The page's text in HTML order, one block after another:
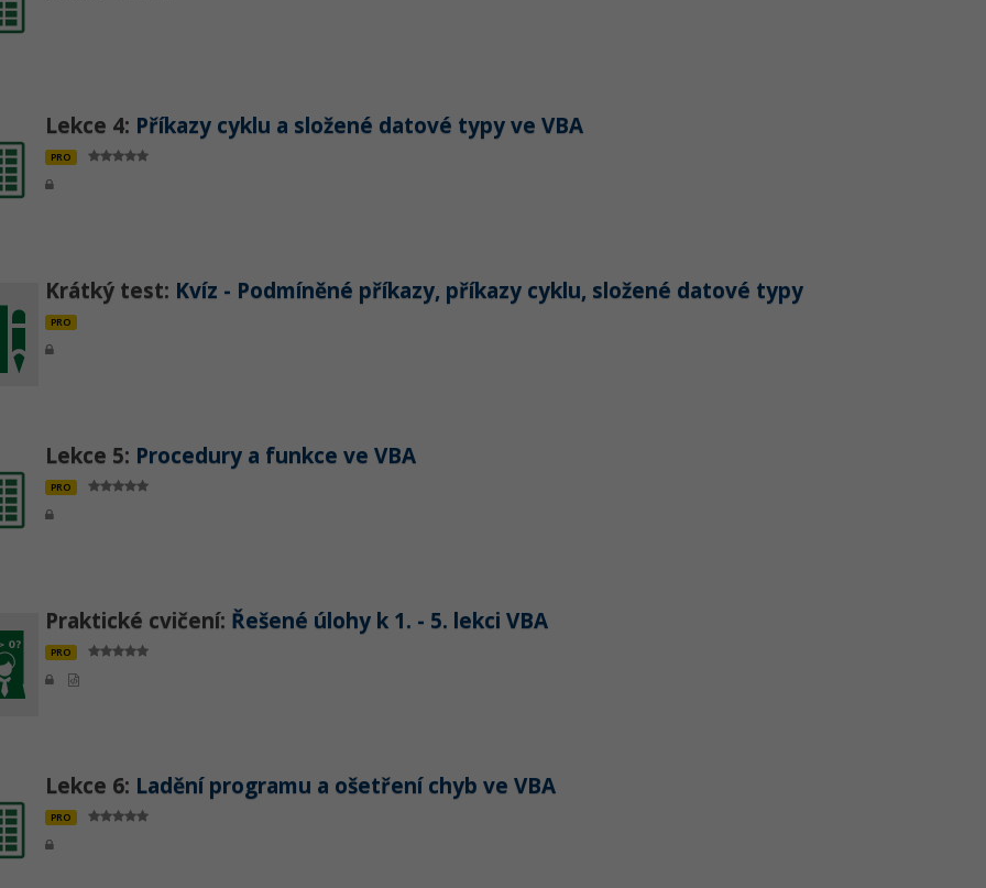
Lekce 4: Příkazy cyklu a složené datové typy ve VBA
PRO
Krátký test: Kvíz - Podmíněné příkazy, příkazy cyklu, složené datové typy
PRO
Lekce 5: Procedury a funkce ve VBA
PRO
Praktické cvičení: Řešené úlohy k 1. - 5. lekci VBA
PRO
Lekce 6: Ladění programu a ošetření chyb ve VBA
PRO